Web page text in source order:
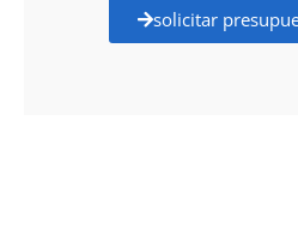
solicitar